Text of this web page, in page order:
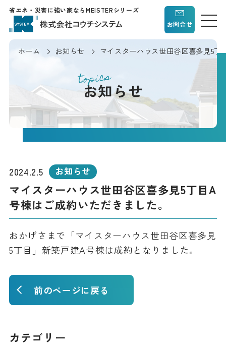
省エネ・災害に強い家ならMEISTERシリーズ
お問合せ
ホーム お知らせ マイスターハウス世田谷区喜多見5
topics
お知らせ
2024.2.5 お知らせ
マイスターハウス世田谷区喜多見5丁目A
号棟はご成約いただきました。
おかげさまで「マイスターハウス世田谷区喜多見
5丁目」新築戸建A号棟は成約となりました。
前のページに戻る
カテゴリー